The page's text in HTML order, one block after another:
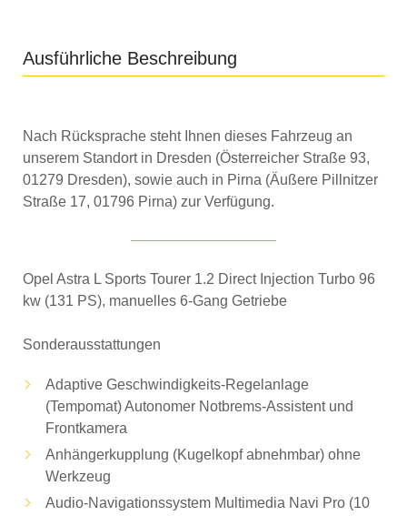
Ausführliche Beschreibung
Nach Rücksprache steht Ihnen dieses Fahrzeug an
unserem Standort in Dresden (Österreicher Straße 93,
01279 Dresden), sowie auch in Pirna (Äußere Pillnitzer
Straße 17, 01796 Pirna) zur Verfügung.
Opel Astra L Sports Tourer 1.2 Direct Injection Turbo 96
kw (131 PS), manuelles 6-Gang Getriebe
Sonderausstattungen
Adaptive Geschwindigkeits-Regelanlage
(Tempomat) Autonomer Notbrems-Assistent und
Frontkamera
Anhängerkupplung (Kugelkopf abnehmbar) ohne
Werkzeug
Audio-Navigationssystem Multimedia Navi Pro (10